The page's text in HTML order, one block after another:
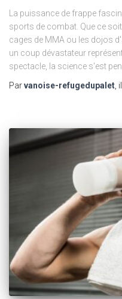
La puissance de frappe
sports de combat. Que ce
cages de MMA ou les dojos
un coup dévastateur
spectacle, la science s'est
Parvanoise-refugedupalet,